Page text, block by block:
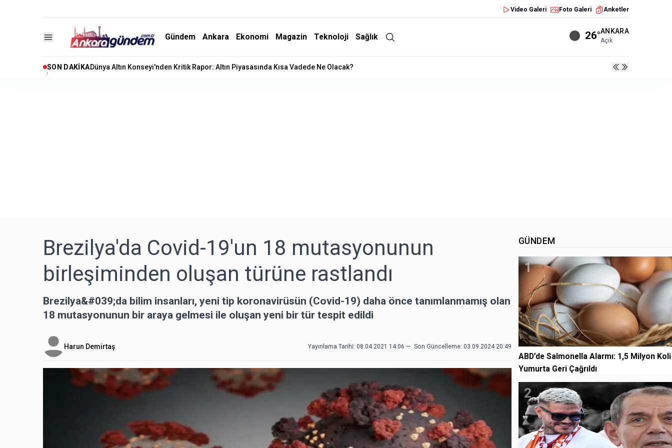
Video Galeri Foto Galeri Anketler
Gündem Ankara Ekonomi Magazin Teknoloji Sağlık 26°ANKARA
Açık
SON DAKIKAKuşadası Belediyesi’ne Rüşvet ve İrtikap Operasyonu: 15 Gözaltı
Brezilya'da Covid-19'un 18 mutasyonunun
birleşiminden oluşan türüne rastlandı
Brezilya&#039;da bilim insanları, yeni tip koronavirüsün (Covid-19) daha önce tanımlanmamış olan
18 mutasyonunun bir araya gelmesi ile oluşan yeni bir tür tespit edildi
Harun Demirtaş Yayınlama Tarihi: 08.04.2021 14:06 — Son Güncelleme: 03.09.2024 20:49
GÜNDEM
1
ABD’de Salmonella Alarmı: 1,5 Milyon Koli
Yumurta Geri Çağrıldı
2